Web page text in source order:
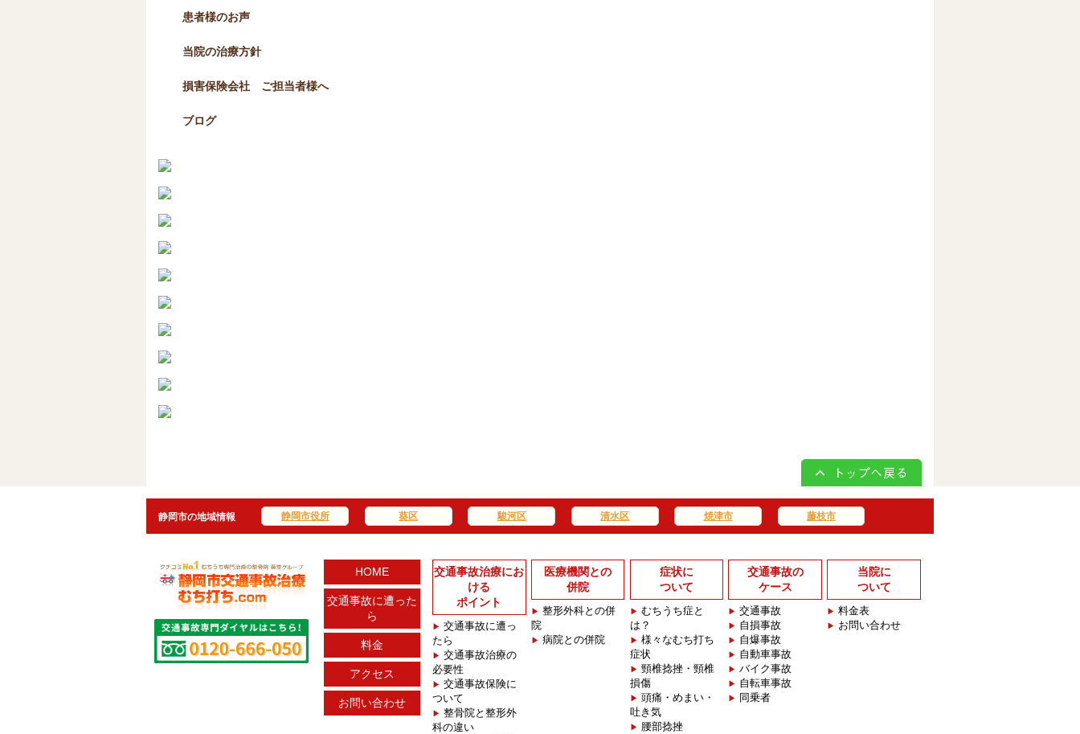
患者様のお声
当院の治療方針
損害保険会社 ご担当者様へ
ブログ
静岡市の地域情報 静岡市役所 葵区 駿河区 清水区 焼津市 藤枝市
HOME
交通事故に遭った
ら
料金
アクセス
お問い合わせ
交通事故治療にお
ける
ポイント
交通事故に遭っ
たら
交通事故治療の
必要性
交通事故保険に
ついて
整骨院と整形外
科の違い
医療機関との
併院
整形外科との併
院
病院との併院
症状に
ついて
むちうち症と
は？
様々なむち打ち
症状
頸椎捻挫・頸椎
損傷
頭痛・めまい・
吐き気
腰部捻挫
交通事故の
ケース
交通事故
自損事故
自爆事故
自動車事故
バイク事故
自転車事故
同乗者
当院に
ついて
料金表
お問い合わせ